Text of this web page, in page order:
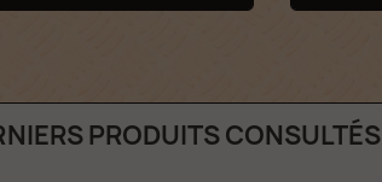
PRODUITS CONSULTÉS